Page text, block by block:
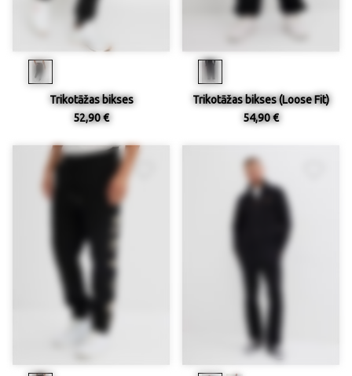
Trikotāžas bikses
52,90 €
Trikotāžas bikses (Loose Fit)
54,90 €